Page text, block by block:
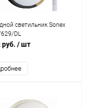
светильник Sonex
DL
руб. / шт